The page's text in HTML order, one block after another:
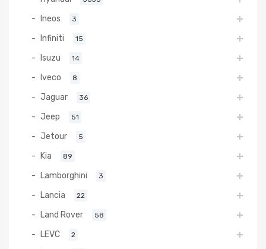
Ineos 3
Infiniti 15
Isuzu 14
Iveco 8
Jaguar 36
Jeep 51
Jetour 5
Kia 89
Lamborghini 3
Lancia 22
Land Rover 58
LEVC 2